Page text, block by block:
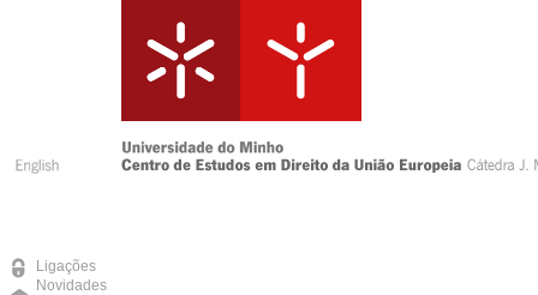
Ligações
Novidades